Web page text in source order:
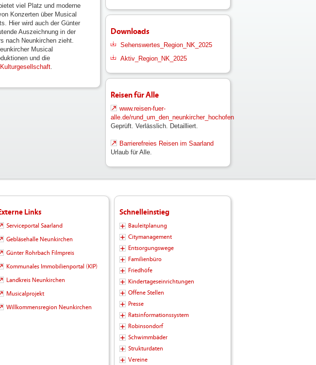
viel Platz und moderne
Konzerten über Musical
Hier wird auch der Günter
Auszeichnung in der
nach Neunkirchen zieht.
Musical
und die
.
Downloads
Sehenswertes_Region_NK_2025
Aktiv_Region_NK_2025
Reisen für Alle
www.reisen-fuer-
alle.de/rund_um_den_neunkircher_hochofen
Geprüft. Verlässlich. Detailliert.
Barrierefreies Reisen im Saarland
Urlaub für Alle.
Links
Serviceportal Saarland
Gebläsehalle Neunkirchen
Günter Rohrbach Filmpreis
Kommunales Immobilienportal (KIP)
Landkreis Neunkirchen
Musicalprojekt
Willkommensregion Neunkirchen
Schnelleinstieg
Bauleitplanung
Citymanagement
Entsorgungswege
Familienbüro
Friedhöfe
Kindertageseinrichtungen
Offene Stellen
Presse
Ratsinformationssystem
Robinsondorf
Schwimmbäder
Strukturdaten
Vereine